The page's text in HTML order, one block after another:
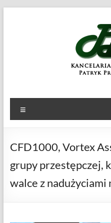
CFD1000, Vortex
grupy przestępczej,
walce z nadużyciami